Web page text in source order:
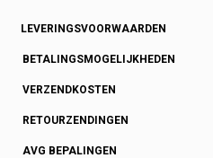
LEVERINGSVOORWAARDEN
BETALINGSMOGELIJKHEDEN
VERZENDKOSTEN
RETOURZENDINGEN
AVG BEPALINGEN